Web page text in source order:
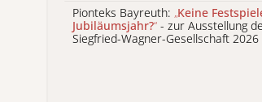
Pionteks Bayreuth: „Keine
Jubiläumsjahr?“ - zur Ausstellung
Siegfried-Wagner-Gesellschaft 2026